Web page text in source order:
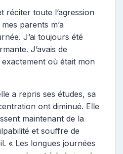
réciter toute l’agression
parents m’a
J’ai toujours été
J’avais de
exactement où était mon
a repris ses études, sa
ont diminué. Elle
maintenant de la
et souffre de
« Les longues journées